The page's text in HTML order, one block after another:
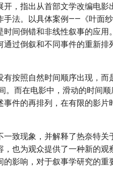
，指出从首部文学改编电影
手法。以具体案例——《叶面
间倒错和非线性叙事的应用
过倒叙和不同事件的重新排
按照自然时间顺序出现，而
。而在电影中，滑动的时间
件的再排列，在有限的影片
致现象，并解释了热奈特关
也为观众提供了一种新的观
影响，对于叙事学研究的重